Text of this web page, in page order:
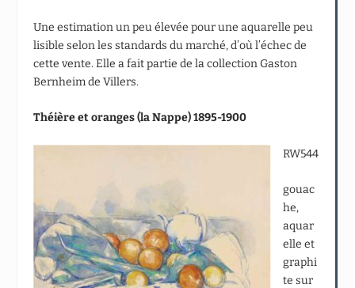
Une estimation un peu élevée pour une aquarelle peu
lisible selon les standards du marché, d’où l’échec de
cette vente. Elle a fait partie de la collection Gaston
Bernheim de Villers.
Théière et oranges (la Nappe) 1895-1900
RW544
gouac
he,
aquar
elle et
graphi
te sur